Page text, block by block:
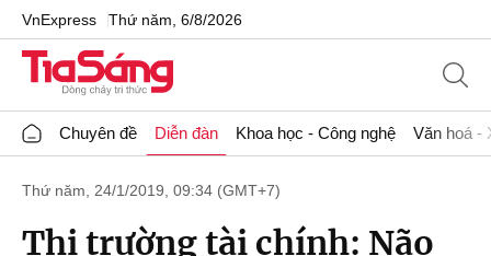
VnExpress Thứ năm, 6/8/2026
Chuyên đề Diễn đàn Khoa học - Công nghệ Văn hoá -
Thứ năm, 24/1/2019, 09:34 (GMT+7)
Thị trường tài chính: Não